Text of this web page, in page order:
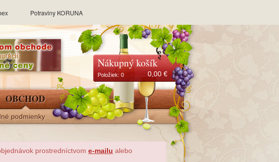
Potraviny KORUNA
Nákupný košík
Položiek: 0 0,00 €
OBCHOD
podmienky
prostredníctvom e-mailu alebo